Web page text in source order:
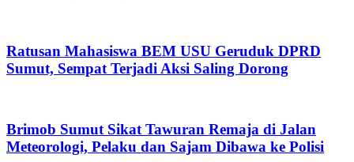
Ratusan Mahasiswa BEM USU Geruduk DPRD
Sumut, Sempat Terjadi Aksi Saling Dorong
Brimob Sumut Sikat Tawuran Remaja di Jalan
Meteorologi, Pelaku dan Sajam Dibawa ke Polisi